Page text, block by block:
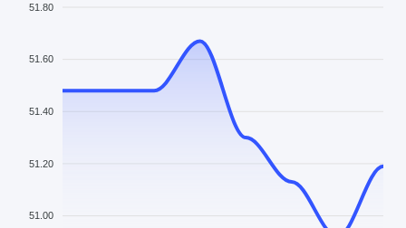
51.80
51.60
51.40
51.20
51.00